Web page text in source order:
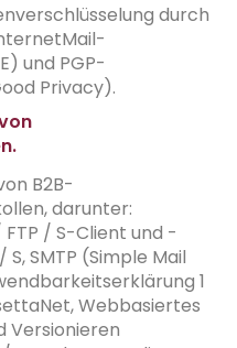
durch
und PGP-
Privacy).
B2B-
darunter:
/ S-Client und -
S, SMTP (Simple Mail
1
Webbasiertes
Versionieren